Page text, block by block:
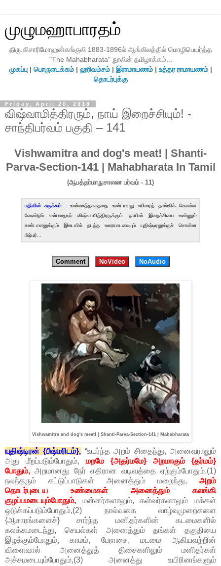
முழுமஹாபாரதம்
திரு.கிசாரிமோஹன்கங்குலி 1883-1896ல் ஆங்கிலத்தில் மொழிபெயர்த்த
"The Mahabharata" நூலின் தமிழாக்கம்...
முகப்பு| பொருளடக்கம்| ஹரிவம்சம்| இராமாயணம்| உத்தர ராமாயணம்|
தொடர்புக்கு
Friday, April 20, 2018
விஷ்வாமித்திரரும், நாய் இறைச்சியும்! -
சாந்திபர்வம் பகுதி – 141
Vishwamitra and dog's meat! | Shanti-
Parva-Section-141 | Mahabharata In Tamil
(ஆபத்தர்மாநுசாஸன பர்வம் - 11)
பதிவின் சுருக்கம் :உண்ணத்தகாததை உண்டாவது உயிரைத் தாங்கிக் கொள்ள
வேண்டும் என்பதையும் விஷ்வாமித்திரருக்கும், நாயின் இறைச்சியை உண்ணும்
சண்டாளனுக்கும் இடையில் நடந்த உரையாடலையும் யுதிஷ்டிரனுக்குச் சொன்ன
பீஷ்மர்...
Comment NoVideo NoAudio
Vishwamitra and dog's meat! | Shanti-Parva-Section-141 | Mahabharata
யுதிஷ்டிரன் {பீஷ்மரிடம்}, “உயர்ந்த அறம் சிதைந்து, அனைவராலும்
அது மீறப்படும்போதும், மறமே {அதர்மமே} அறமாகும் {தர்மம்}
போதும்,அறமானது நேர் எதிரான வடிவத்தை ஏற்கும்போதும்,(1)
நலந்தரும் கட்டுப்பாடுகள் அனைத்தும் மறைந்து, அறம்
தொடர்புடைய உண்மைகள் அனைத்தும் கலங்கி
குழப்பமடையும்போதும், மன்னர்களாலும், கள்வர்களாலும் மக்கள்
ஒடுக்கப்படும்போதும்,(2) நால்வகை வாழ்வுமுறைகளை
{ஆசாரங்களைச்} சார்ந்த மனிதர்களின் கடமைகளில்
கலக்கமடைந்து, செயல்கள் அனைத்தும் தங்கள் தகுதியை
இழக்கும்போதும், காமம், பேராசை, மடமை ஆகியவற்றின்
விளைவால் அனைத்துத் திசைகளிலும் மனிதர்கள்
அச்சமடையும்போதும்,(3) அனைத்து உயிரினங்களும்